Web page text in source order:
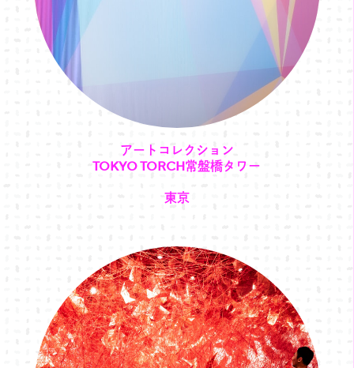
アートコレクション
TOKYO TORCH常盤橋タワー
東京